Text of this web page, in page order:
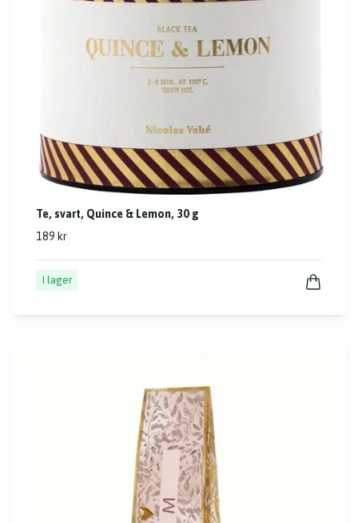
Te, svart, Quince & Lemon, 30 g
189 kr
I lager